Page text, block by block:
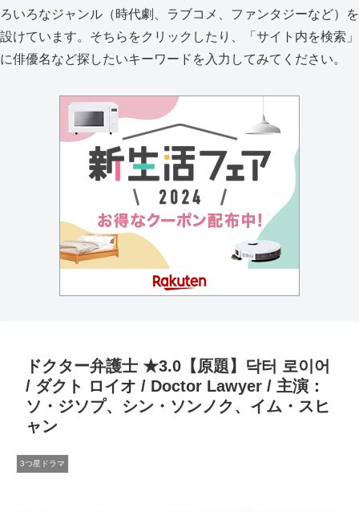
ろいろなジャンル（時代劇、ラブコメ、ファンタジーなど）を
設けています。そちらをクリックしたり、「サイト内を検索」
に俳優名など探したいキーワードを入力してみてください。
ドクター弁護士 ★3.0【原題】닥터 로이어
/ ダクト ロイオ / Doctor Lawyer / 主演：
ソ・ジソプ、シン・ソンノク、イム・スヒ
ャン
3つ星ドラマ